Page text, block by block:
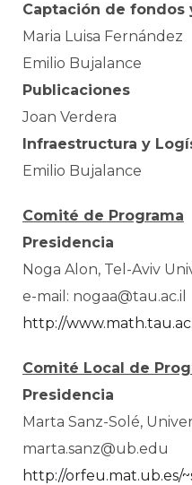
Captación de fondos
Maria Luisa Fernández
Emilio Bujalance
Publicaciones
Joan Verdera
Infraestructura y
Emilio Bujalance
Comité de Programa
Presidencia
Noga Alon, Tel-Aviv
e-mail: nogaa@tau.ac.il
http://
Comité Local de
Presidencia
Marta Sanz-Solé,
marta.sanz@ub.edu
http://orfeu.mat.ub.es/